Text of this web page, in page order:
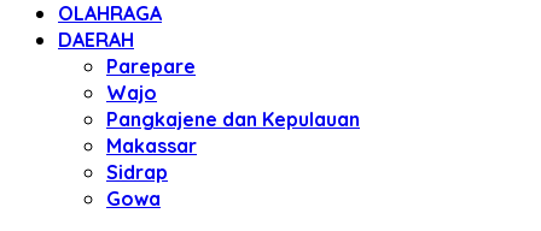
OLAHRAGA
DAERAH
Parepare
Wajo
Pangkajene dan Kepulauan
Makassar
Sidrap
Gowa